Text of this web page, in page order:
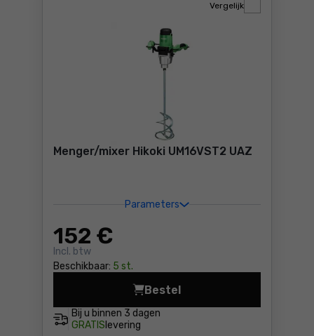
Menger/mixer Hikoki UM16VST2 UAZ
Parameters
152 €
Incl. btw
Beschikbaar: 5 st.
Vergelijk
Bij u binnen 3 dagen
GRATIS levering
Bestel
Menger/mixer Hikoki